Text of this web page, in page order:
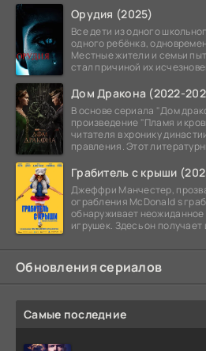
Орудия (2025)
Все дети из одного
одного ребёнка,
Местные жители и семьи
стал причиной их
Дом Дракона (2022-
В основе сериала "Дом
произведение "Пламя и
читателя в хронику
правления. Этот
Грабитель с крыши
Джеффри Манчестер,
ограбления McDonald s
обнаруживает
игрушек. Здесь он
Обновления сериалов
Самые последние